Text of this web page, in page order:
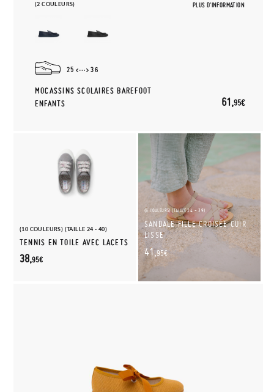
(2 COULEURS) PLUS D'INFORMATION
25 36
MOCASSINS SCOLAIRES BAREFOOT
ENFANTS
61,95€
(10 COULEURS) (TAILLE 24 - 40)
TENNIS EN TOILE AVEC LACETS
38,95€
(6 COULEURS) (TAILLE 24 - 39)
SANDALE FILLE CROISÉE CUIR
LISSE
41,95€